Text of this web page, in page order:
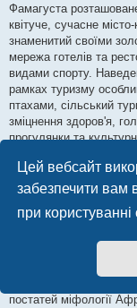
Цей вебсайт
забезпечити вам
при користуванні
Фамагуста
квітуче, сучасне
знаменитий своїми
мережа готелів та
видами спорту.
рамках туризму
птахами, сільський
зміцнення здоров'я,
прогулянки та
Тим, хто небайдужий
пам'яток, неодмінно
змусивши
Поряд з тим, що
існували різні
При одному слові
постатей міфології